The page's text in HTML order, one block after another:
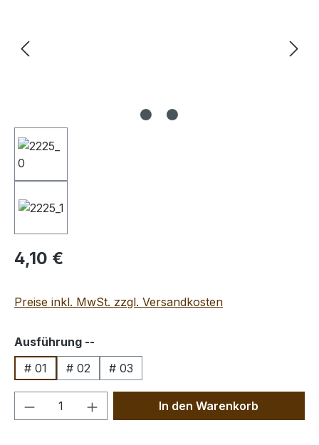
Regulärer Preis:
4,10 €
Preise inkl. MwSt. zzgl. Versandkosten
Ausführung --
# 01
# 02 # 03
Produkt Anzahl: Gib denIn den Warenkorb